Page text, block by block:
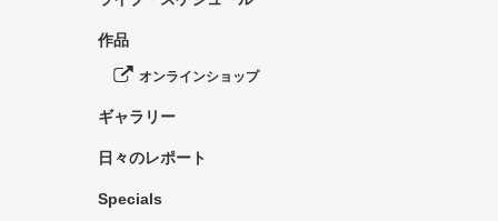
作品
オンラインショップ
ギャラリー
日々のレポート
Specials